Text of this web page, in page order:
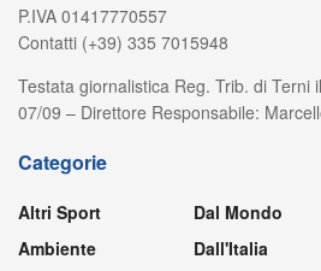
P.IVA 01417770557
Contatti (+39) 335 7015948
Testata giornalistica Reg. Trib. di Terni
07/09 – Direttore Responsabile:
Categorie
Altri Sport
Ambiente
Dal Mondo
Dall'Italia